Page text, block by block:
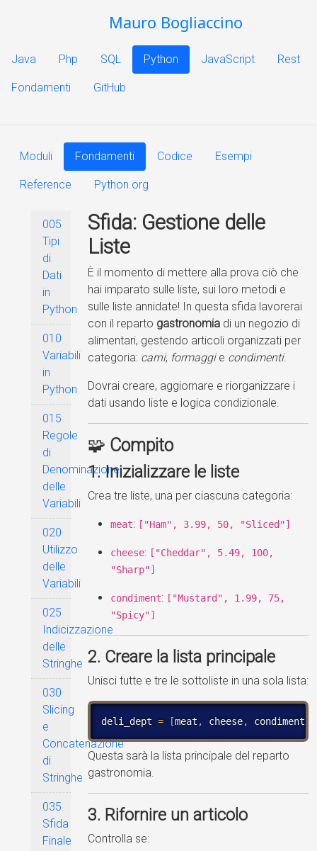
Mauro Bogliaccino
Java Php SQL Python JavaScript Rest
Fondamenti GitHub
Moduli Fondamenti Codice Esempi
Reference Python.org
005
Tipi
di
Dati
in
Python
010
Variabili
in
Python
015
Regole
di
Denominazione
delle
Variabili
020
Utilizzo
delle
Variabili
025
Indicizzazione
delle
Stringhe
030
Slicing
e
Concatenazione
di
Stringhe
035
Sfida
Finale
Sfida: Gestione delle
Liste
È il momento di mettere alla prova ciò che
hai imparato sulle liste, sui loro metodi e
sulle liste annidate! In questa sfida lavorerai
con il reparto gastronomia di un negozio di
alimentari, gestendo articoli organizzati per
categoria: carni, formaggie condimenti.
Dovrai creare, aggiornare e riorganizzare i
dati usando liste e logica condizionale.
🧩 Compito
1. Inizializzare le liste
Crea tre liste, una per ciascuna categoria:
meat: ["Ham", 3.99, 50, "Sliced"]
cheese: ["Cheddar", 5.49, 100,
"Sharp"]
condiment: ["Mustard", 1.99, 75,
"Spicy"]
2. Creare la lista principale
Unisci tutte e tre le sottoliste in una sola lista:
deli_dept = [meat , cheese, condiment
Questa sarà la lista principale del reparto
gastronomia.
3. Rifornire un articolo
Controlla se: